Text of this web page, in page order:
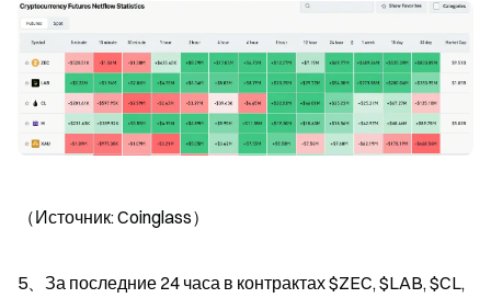
（Источник: Coinglass）
5、За последние 24 часа в контрактах $ZEC, $LAB, $CL,